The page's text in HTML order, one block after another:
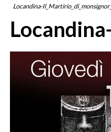
Locandina-